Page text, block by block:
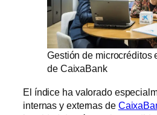
Gestión de microcréditos
de CaixaBank
El índice ha valorado
internas y externas de